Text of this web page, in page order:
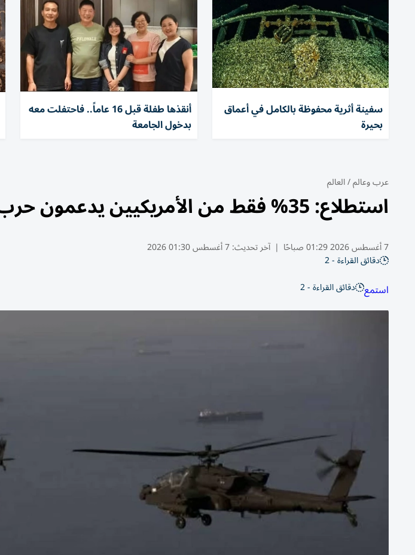
سفينة أثرية محفوظة بالكامل في أعماق
بحيرة
أنقذها طفلة قبل 16 عاماً.. فاحتفلت معه
بدخول الجامعة
عرب وعالم/العالم
استطلاع: 35% فقط من الأمريكيين يدعمون حرب إيران
7 أغسطس 2026 01:29 صباحًا | آخر تحديث:7 أغسطس 01:30 2026
دقائق القراءة - 2
استمع دقائق القراءة - 2